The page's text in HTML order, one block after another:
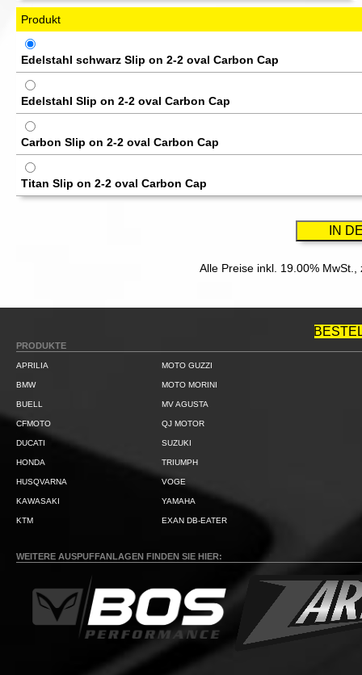
Produkt
Edelstahl schwarz Slip on 2-2 oval Carbon Cap
Edelstahl Slip on 2-2 oval Carbon Cap
Carbon Slip on 2-2 oval Carbon Cap
Titan Slip on 2-2 oval Carbon Cap
Alle Preise inkl. 19.00% MwSt.,
PRODUKTE
APRILIA
BMW
BUELL
CFMOTO
DUCATI
HONDA
HUSQVARNA
KAWASAKI
KTM
MOTO GUZZI
MOTO MORINI
MV AGUSTA
QJ MOTOR
SUZUKI
TRIUMPH
VOGE
YAMAHA
EXAN DB-EATER
WEITERE AUSPUFFANLAGEN FINDEN SIE HIER: